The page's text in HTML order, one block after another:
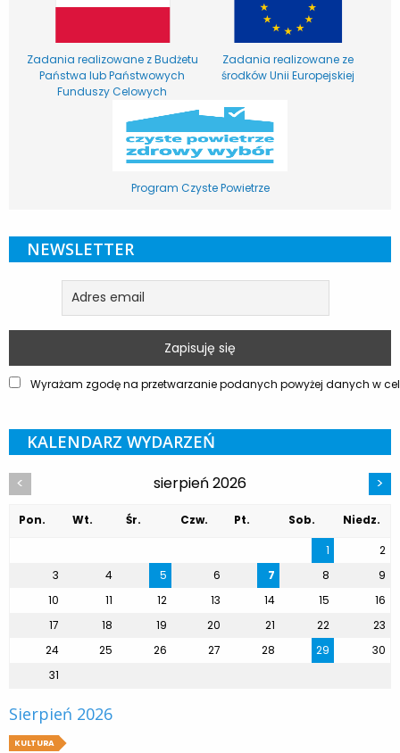
Zadania realizowane z Budżetu
Państwa lub Państwowych
Funduszy Celowych
Zadania realizowane ze
środków Unii Europejskiej
Program Czyste Powietrze
NEWSLETTER
Wyrażam zgodę na przetwarzanie podanych powyżej danych w
KALENDARZ WYDARZEŃ
< sierpień 2026 >
Pon. Wt. Śr. Czw. Pt. Sob.
Niedz.
1
2
3
4 5 6 7 8
9
10
11 12 13 14 15
16
17
18 19 20 21 22
23
24
25 26 27 28 29
30
31
Sierpień 2026
KULTURA